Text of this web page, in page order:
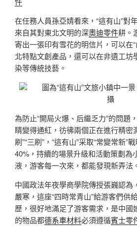
在任務人員孫亞婧看來，“這有山”對
來自其對東北文明的深奧迪零件耕。
寄出一張印有雪花的明信片，可以在
北特點文創產品，還可以在非遺工坊
染等傳統技藝。
圖為“這有山”文旅小鎮中一景
攝
為防止“開局火爆、后繼乏力”的問題
睛變得通紅，彷彿兩個正在進行精密
刷”“三刷”，“這有山”采取“常變常新”
40%，持續的場景升級和活動策劃為
液，游客每一次來，都能發現新弄法
中國政法年夜學商學院傳授張巍認為
嚴寒，這座“四時常青山”給游客們供
歷，很好地滿足了游客需求，是中國
的物品都德系車材料必須遵循賓士零